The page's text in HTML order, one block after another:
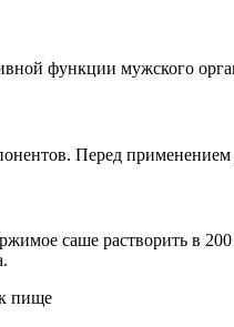
функции мужского
Перед применением
саше растворить в
пище